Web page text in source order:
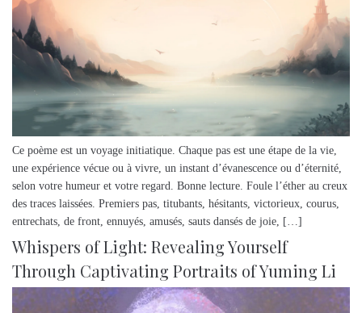
Ce poème est un voyage initiatique. Chaque pas est une étape de la vie,
une expérience vécue ou à vivre, un instant d’évanescence ou d’éternité,
selon votre humeur et votre regard. Bonne lecture. Foule l’éther au creux
des traces laissées. Premiers pas, titubants, hésitants, victorieux, courus,
entrechats, de front, ennuyés, amusés, sauts dansés de joie, […]
Whispers of Light: Revealing Yourself
Through Captivating Portraits of Yuming Li